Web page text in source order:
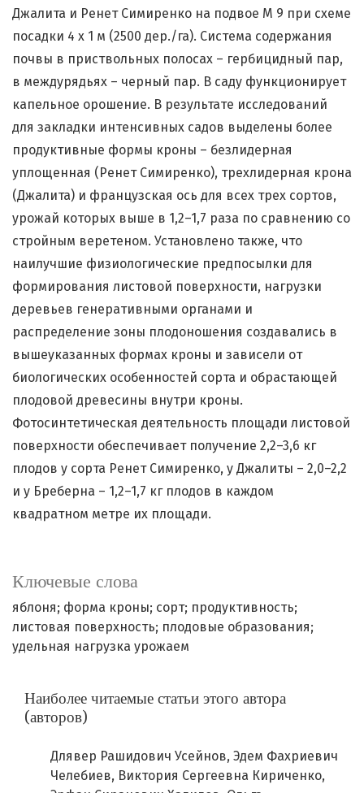
Ключевые слова
яблоня; форма кроны; сорт; продуктивность;
листовая поверхность; плодовые образования;
удельная нагрузка урожаем
Джалита и Ренет Симиренко на подвое М 9 при схеме
посадки 4 х 1 м (2500 дер./га). Система содержания
почвы в приствольных полосах – гербицидный пар,
в междурядьях – черный пар. В саду функционирует
капельное орошение. В результате исследований
для закладки интенсивных садов выделены более
продуктивные формы кроны – безлидерная
уплощенная (Ренет Симиренко), трехлидерная крона
(Джалита) и французская ось для всех трех сортов,
урожай которых выше в 1,2–1,7 раза по сравнению со
стройным веретеном. Установлено также, что
наилучшие физиологические предпосылки для
формирования листовой поверхности, нагрузки
деревьев генеративными органами и
распределение зоны плодоношения создавались в
вышеуказанных формах кроны и зависели от
биологических особенностей сорта и обрастающей
плодовой древесины внутри кроны.
Фотосинтетическая деятельность площади листовой
поверхности обеспечивает получение 2,2–3,6 кг
плодов у сорта Ренет Симиренко, у Джалиты – 2,0–2,2
и у Бреберна – 1,2–1,7 кг плодов в каждом
квадратном метре их площади.
Наиболее читаемые статьи этого автора
(авторов)
Длявер Рашидович Усейнов, Эдем Фахриевич
Челебиев, Виктория Сергеевна Кириченко,